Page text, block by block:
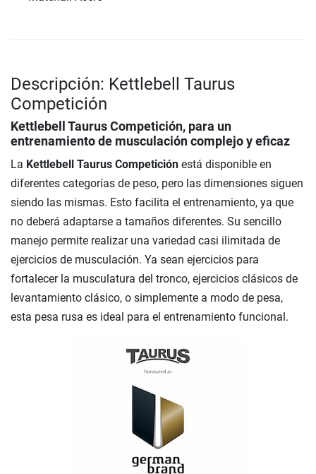
Descripción: Kettlebell Taurus
Competición
Kettlebell Taurus Competición, para un
entrenamiento de musculación complejo y eficaz
La Kettlebell Taurus Competición está disponible en
diferentes categorías de peso, pero las dimensiones siguen
siendo las mismas. Esto facilita el entrenamiento, ya que
no deberá adaptarse a tamaños diferentes. Su sencillo
manejo permite realizar una variedad casi ilimitada de
ejercicios de musculación. Ya sean ejercicios para
fortalecer la musculatura del tronco, ejercicios clásicos de
levantamiento clásico, o simplemente a modo de pesa,
esta pesa rusa es ideal para el entrenamiento funcional.